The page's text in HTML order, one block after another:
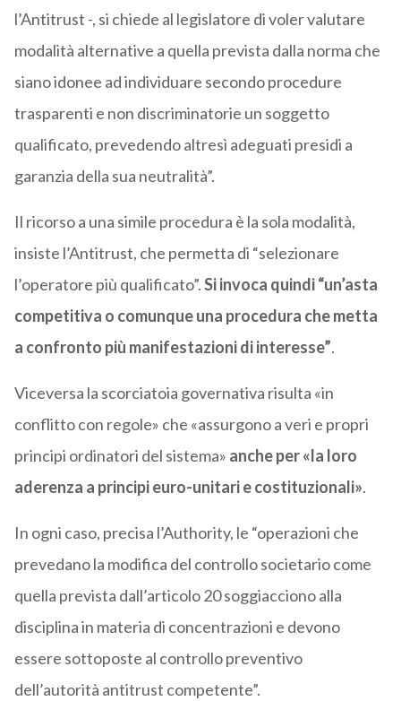
l’Antitrust -, si chiede al legislatore di voler valutare
modalità alternative a quella prevista dalla norma che
siano idonee ad individuare secondo procedure
trasparenti e non discriminatorie un soggetto
qualificato, prevedendo altresì adeguati presidi a
garanzia della sua neutralità”.
Il ricorso a una simile procedura è la sola modalità,
insiste l’Antitrust, che permetta di “selezionare
l’operatore più qualificato”.Si invoca quindi “un’asta
competitiva o comunque una procedura che metta
a confronto più manifestazioni di interesse”.
Viceversa la scorciatoia governativa risulta «in
conflitto con regole» che «assurgono a veri e propri
principi ordinatori del sistema» anche per «la loro
aderenza a principi euro-unitari e costituzionali».
In ogni caso, precisa l’Authority, le “operazioni che
prevedano la modifica del controllo societario come
quella prevista dall’articolo 20 soggiacciono alla
disciplina in materia di concentrazioni e devono
essere sottoposte al controllo preventivo
dell’autorità antitrust competente”.